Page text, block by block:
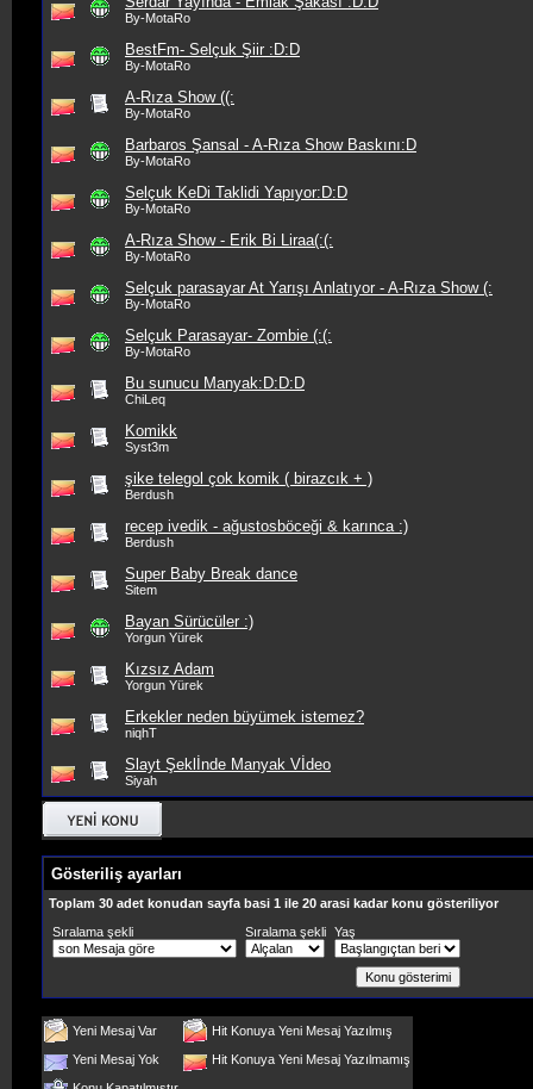
By-MotaRo
BestFm- Selçuk Şiir :D:D
By-MotaRo
A-Rıza Show ((:
By-MotaRo
Barbaros Şansal - A-Rıza Show Baskını:D
By-MotaRo
Selçuk KeDi Taklidi Yapıyor:D:D
By-MotaRo
A-Rıza Show - Erik Bi Liraa(:(:
By-MotaRo
Selçuk parasayar At Yarışı Anlatıyor - A-Rıza Show (:
By-MotaRo
Selçuk Parasayar- Zombie (:(:
By-MotaRo
Bu sunucu Manyak:D:D:D
ChiLeq
Komikk
Syst3m
şike telegol çok komik ( birazcık + )
Berdush
recep ivedik - ağustosböceği & karınca :)
Berdush
Super Baby Break dance
Sitem
Bayan Sürücüler :)
Yorgun Yürek
Kızsız Adam
Yorgun Yürek
Erkekler neden büyümek istemez?
niqhT
Slayt Şeklİnde Manyak Vİdeo
Siyah
Gösteriliş ayarları
Toplam 30 adet konudan sayfa basi 1 ile 20 arasi kadar konu gösteriliyor
Sıralama şekli
Sıralama şekli Yaş
Yeni Mesaj Var
Hit Konuya Yeni Mesaj Yazılmış
Yeni Mesaj Yok
Hit Konuya Yeni Mesaj Yazılmamış